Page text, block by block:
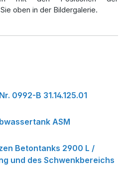
oben in der Bildergalerie.
0992-B 31.14.125.01
ASM
Betontanks 2900 L /
und des Schwenkbereichs